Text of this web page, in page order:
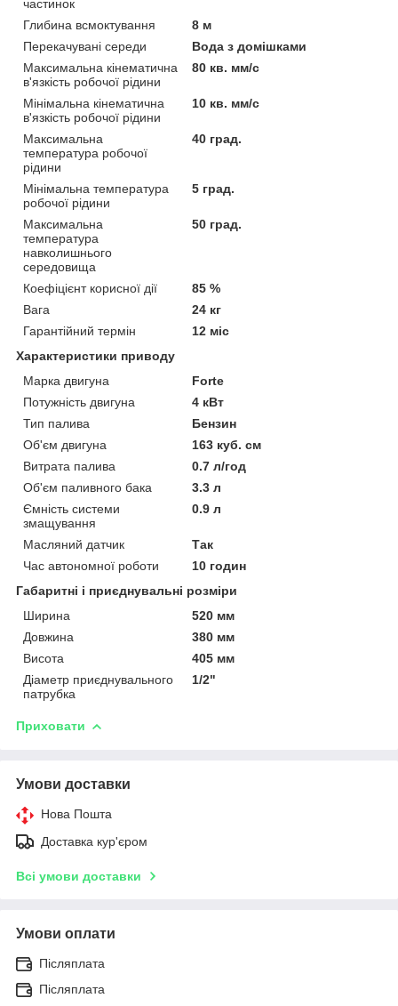
частинок
Глибина всмоктування
8 м
Перекачувані середи
Вода з домішками
Максимальна кінематична
в'язкість робочої рідини
80 кв. мм/с
Мінімальна кінематична
в'язкість робочої рідини
10 кв. мм/с
Максимальна
температура робочої
рідини
40 град.
Мінімальна температура
робочої рідини
5 град.
Максимальна
температура
навколишнього
середовища
50 град.
Коефіцієнт корисної дії
85 %
Вага
24 кг
Гарантійний термін
12 міс
Характеристики приводу
Марка двигуна
Forte
Потужність двигуна
4 кВт
Тип палива
Бензин
Об'єм двигуна
163 куб. см
Витрата палива
0.7 л/год
Об'єм паливного бака
3.3 л
Ємність системи
змащування
0.9 л
Масляний датчик
Так
Час автономної роботи
10 годин
Габаритні і приєднувальні розміри
Ширина
520 мм
Довжина
380 мм
Висота
405 мм
Діаметр приєднувального
патрубка
1/2"
Приховати
Умови доставки
Нова Пошта
Доставка кур'єром
Всі умови доставки
Умови оплати
Післяплата
Післяплата